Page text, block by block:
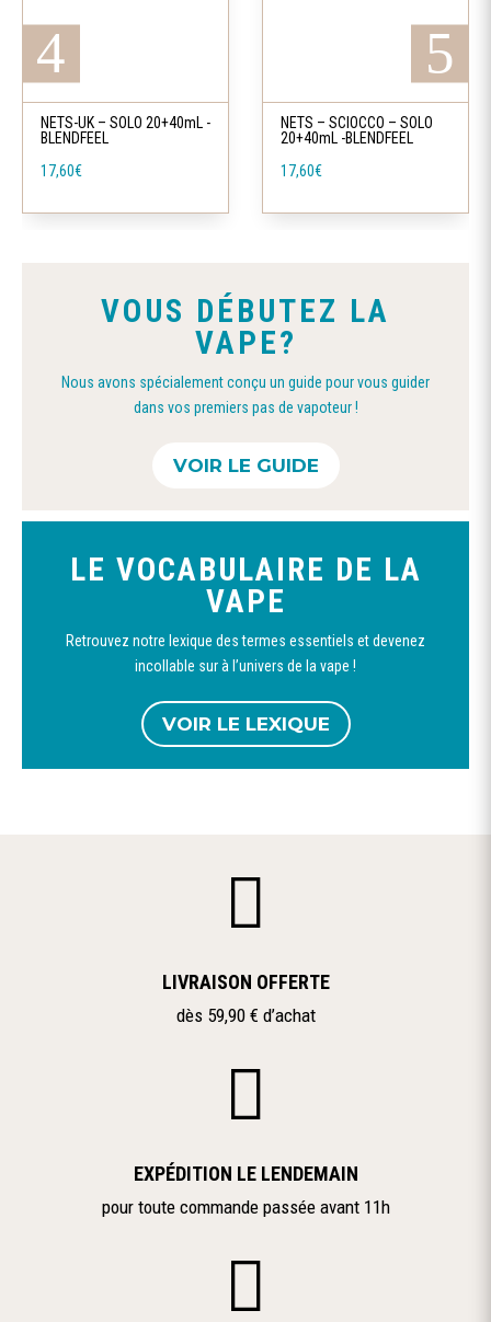
NETS-UK – SOLO 20+40mL -
BLENDFEEL
17,60€
NETS – SCIOCCO – SOLO
20+40mL -BLENDFEEL
17,60€
VOUS DÉBUTEZ LA
VAPE?
Nous avons spécialement conçu un guide pour vous guider
dans vos premiers pas de vapoteur !
VOIR LE GUIDE
LE VOCABULAIRE DE LA
VAPE
Retrouvez notre lexique des termes essentiels et devenez
incollable sur à l’univers de la vape !
VOIR LE LEXIQUE

LIVRAISON OFFERTE
dès 59,90 € d’achat

EXPÉDITION LE LENDEMAIN
pour toute commande passée avant 11h
